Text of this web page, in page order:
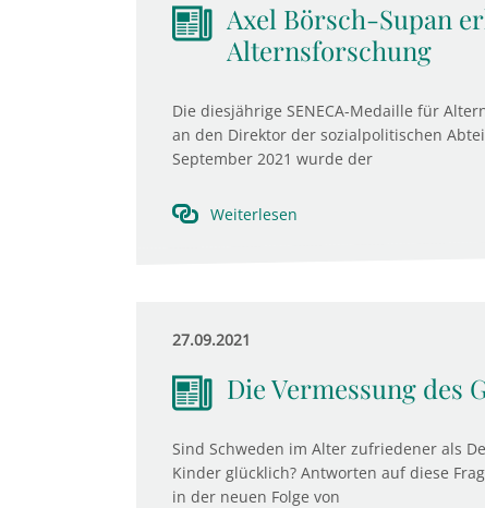
Axel Börsch-Supan
Alternsforschung
Die diesjährige SENECA-Medaille für
an den Direktor der sozialpolitischen
September 2021 wurde der
Weiterlesen
27.09.2021
Die Vermessung des
Sind Schweden im Alter zufriedener als
Kinder glücklich? Antworten auf diese
in der neuen Folge von